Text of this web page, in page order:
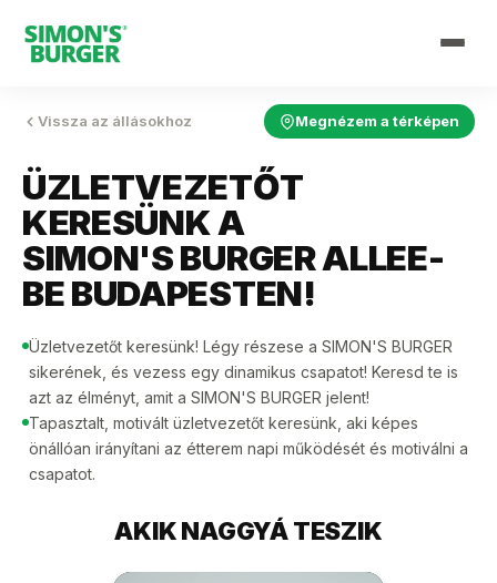
Vissza az állásokhoz Megnézem a térképen
ÜZLETVEZETŐT
KERESÜNK A
SIMON'S BURGERALLEE-
BE BUDAPESTEN!
Üzletvezetőt keresünk! Légy részese a SIMON'S BURGER
sikerének, és vezess egy dinamikus csapatot! Keresd te is
azt az élményt, amit a SIMON'S BURGER jelent!
Tapasztalt, motivált üzletvezetőt keresünk, aki képes
önállóan irányítani az étterem napi működését és motiválni a
csapatot.
AKIK NAGGYÁ TESZIK